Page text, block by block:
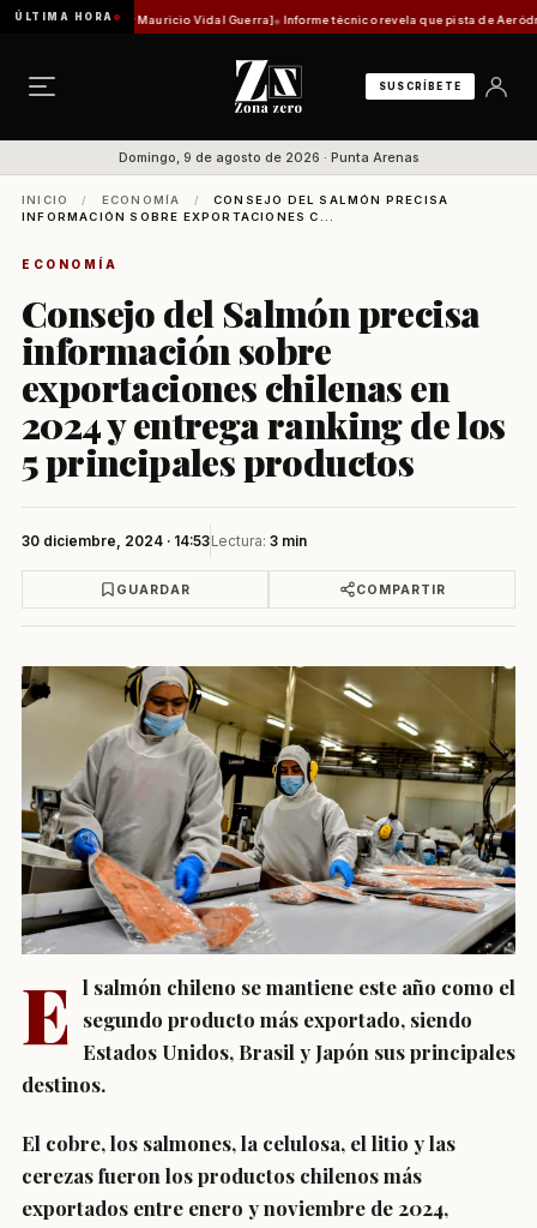
ÚLTIMA HORA
[Por Mauricio Vidal Guerra] Informe técnico revela que pista de Aeródromo de
SUSCRÍBETE
Domingo, 9 de agosto de 2026 · Punta Arenas
INICIO / ECONOMÍA /
CONSEJO DEL SALMÓN PRECISA
INFORMACIÓN SOBRE EXPORTACIONES C...
ECONOMÍA
Consejo del Salmón precisa
información sobre
exportaciones chilenas en
2024 y entrega ranking de los
5 principales productos
30 diciembre, 2024 · 14:53Lectura: 3 min
GUARDAR COMPARTIR
E l salmón chileno se mantiene este año como el
segundo producto más exportado, siendo
Estados Unidos, Brasil y Japón sus principales
destinos.
El cobre, los salmones, la celulosa, el litio y las
cerezas fueron los productos chilenos más
exportados entre enero y noviembre de 2024,